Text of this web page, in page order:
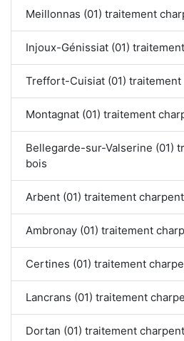
Meillonnas (01) traitement
Injoux-Génissiat (01)
Treffort-Cuisiat (01)
Montagnat (01) traitement
Bellegarde-sur-Valserine (01)
bois
Arbent (01) traitement
Ambronay (01) traitement
Certines (01) traitement
Lancrans (01) traitement
Dortan (01) traitement